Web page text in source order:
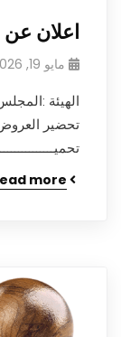
اعلان عن
مايو 19, 2026
الهيئة
more